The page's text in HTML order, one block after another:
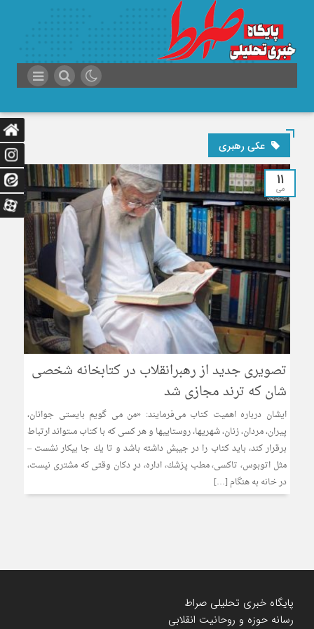
عکی رهبری
11
می
تصویری جدید از رهبرانقلاب در کتابخانه شخصی
شان که ترند مجازی شد
ایشان درباره اهمیت کتاب می‌فرمایند: «من مى‏ گويم بايستى جوانان،
پيران، مردان، زنان، شهريها، روستاييها و هر كسى كه با كتاب مى‏تواند ارتباط
برقرار كند، بايد كتاب را در جيبش داشته باشد و تا يك جا بيكار نشست –
مثل اتوبوس، تاكسى، مطب پزشك، اداره، درِ دكان وقتى كه مشترى نيست،
در خانه به هنگام […]
پایگاه خبری تحلیلی صراط
رسانه حوزه و روحانیت انقلابی